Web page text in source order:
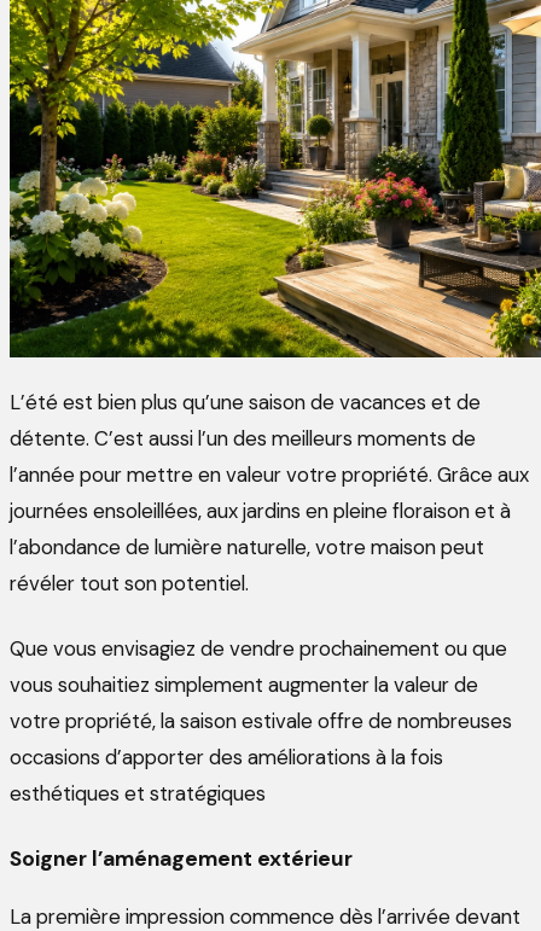
L’été est bien plus qu’une saison de vacances et de
détente. C’est aussi l’un des meilleurs moments de
l’année pour mettre en valeur votre propriété. Grâce aux
journées ensoleillées, aux jardins en pleine floraison et à
l’abondance de lumière naturelle, votre maison peut
révéler tout son potentiel.
Que vous envisagiez de vendre prochainement ou que
vous souhaitiez simplement augmenter la valeur de
votre propriété, la saison estivale offre de nombreuses
occasions d’apporter des améliorations à la fois
esthétiques et stratégiques
Soigner l’aménagement extérieur
La première impression commence dès l’arrivée devant